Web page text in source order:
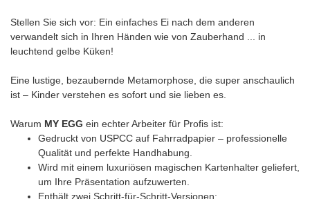
Stellen Sie sich vor: Ein einfaches Ei nach dem anderen
verwandelt sich in Ihren Händen wie von Zauberhand ... in
leuchtend gelbe Küken!
Eine lustige, bezaubernde Metamorphose, die super anschaulich
ist – Kinder verstehen es sofort und sie lieben es.
Warum MY EGG ein echter Arbeiter für Profis ist:
Gedruckt von USPCC auf Fahrradpapier – professionelle
Qualität und perfekte Handhabung.
Wird mit einem luxuriösen magischen Kartenhalter geliefert,
um Ihre Präsentation aufzuwerten.
Enthält zwei Schritt-für-Schritt-Versionen: